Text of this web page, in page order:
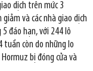
dịch trên mức 3
và các nhà giao dịch
đáo hạn, với 244 lô
tuần còn do những lo
bị đóng cửa và